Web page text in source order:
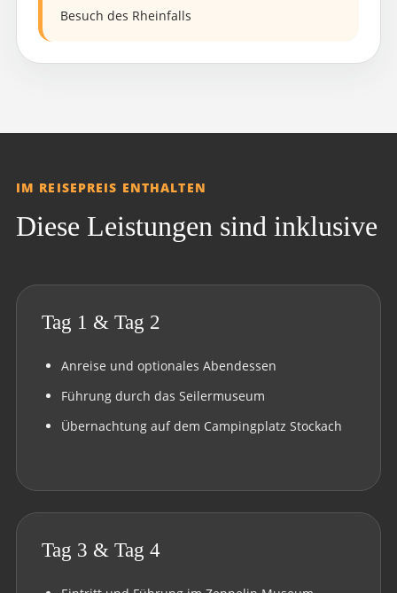
Besuch des Rheinfalls
IM REISEPREIS ENTHALTEN
Diese Leistungen sind inklusive
Tag 1 & Tag 2
Anreise und optionales Abendessen
Führung durch das Seilermuseum
Übernachtung auf dem Campingplatz Stockach
Tag 3 & Tag 4